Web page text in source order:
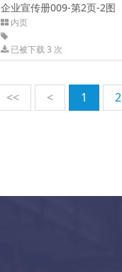
企业宣传册009-第2页-2图
内页
已被下载 3 次
<< < 1 2